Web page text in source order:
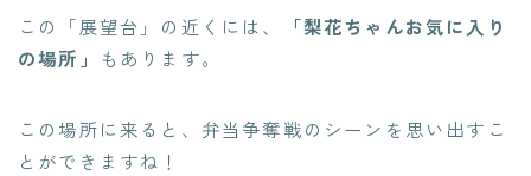
この「展望台」の近くには、
「梨花ちゃんお気に入り
の場所」 もあります。
この場所に来ると、弁当争奪戦のシーンを思い出すこ
とができますね！